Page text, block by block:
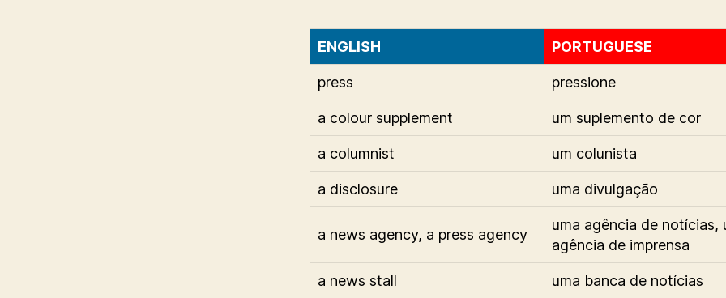
ENGLISH PORTUGUESE
press pressione
a colour supplement um suplemento de cor
a columnist um colunista
a disclosure uma divulgação
a news agency, a press agency
uma agência de notícias,
agência de imprensa
a news stall uma banca de notícias